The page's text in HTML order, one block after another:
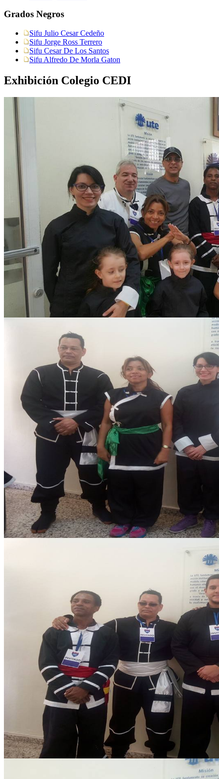
Grados Negros
Sifu Julio Cesar Cedeño
Sifu Jorge Ross Terrero
Sifu Cesar De Los Santos
Sifu Alfredo De Morla Gaton
Exhibición Colegio CEDI